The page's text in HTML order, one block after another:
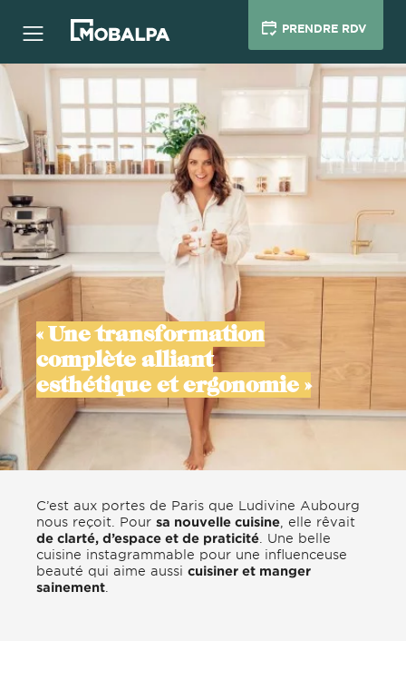
PRENDRE RDV
« Une transformation
complète alliant
esthétique et ergonomie »
C’est aux portes de Paris que Ludivine Aubourg
nous reçoit. Pour sa nouvelle cuisine , elle rêvait
de clarté, d’espace et de praticité . Une belle
cuisine instagrammable pour une influenceuse
beauté qui aime aussi cuisiner et manger
sainement